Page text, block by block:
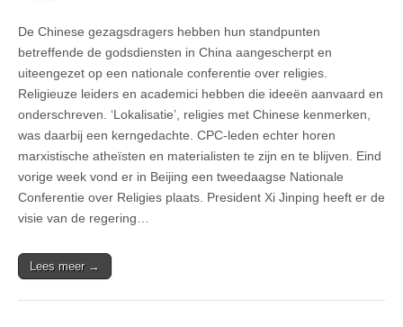
De Chinese gezagsdragers hebben hun standpunten
betreffende de godsdiensten in China aangescherpt en
uiteengezet op een nationale conferentie over religies.
Religieuze leiders en academici hebben die ideeën aanvaard en
onderschreven. ‘Lokalisatie’, religies met Chinese kenmerken,
was daarbij een kerngedachte. CPC-leden echter horen
marxistische atheïsten en materialisten te zijn en te blijven. Eind
vorige week vond er in Beijing een tweedaagse Nationale
Conferentie over Religies plaats. President Xi Jinping heeft er de
visie van de regering…
Lees meer →